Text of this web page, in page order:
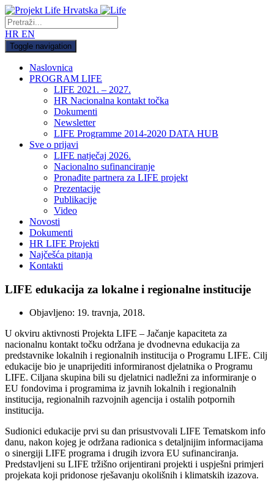
HR EN
Toggle navigation
Naslovnica
PROGRAM LIFE
LIFE 2021. – 2027.
HR Nacionalna kontakt točka
Dokumenti
Newsletter
LIFE Programme 2014-2020 DATA HUB
Sve o prijavi
LIFE natječaj 2026.
Nacionalno sufinanciranje
Pronađite partnera za LIFE projekt
Prezentacije
Publikacije
Video
Novosti
Dokumenti
HR LIFE Projekti
Najčešća pitanja
Kontakti
LIFE edukacija za lokalne i regionalne institucije
Objavljeno: 19. travnja, 2018.
U okviru aktivnosti Projekta LIFE – Jačanje kapaciteta za
nacionalnu kontakt točku održana je dvodnevna edukacija za
predstavnike lokalnih i regionalnih institucija o Programu LIFE. Cilj
edukacije bio je unaprijediti informiranost djelatnika o Programu
LIFE. Ciljana skupina bili su djelatnici nadležni za informiranje o
EU fondovima i programima iz javnih lokalnih i regionalnih
institucija, regionalnih razvojnih agencija i ostalih potpornih
institucija.
Sudionici edukacije prvi su dan prisustvovali LIFE Tematskom info
danu, nakon kojeg je održana radionica s detaljnijim informacijama
o sinergiji LIFE programa i drugih izvora EU sufinanciranja.
Predstavljeni su LIFE tržišno orijentirani projekti i uspješni primjeri
projekata koji pridonose rješavanju okolišnih i klimatskih izazova.